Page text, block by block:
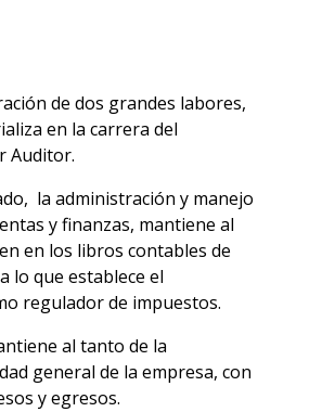
de dos grandes labores,
en la carrera del
Auditor.
la administración y manejo
y finanzas, mantiene al
en los libros contables de
lo que establece el
regulador de impuestos.
al tanto de la
general de la empresa, con
y egresos.